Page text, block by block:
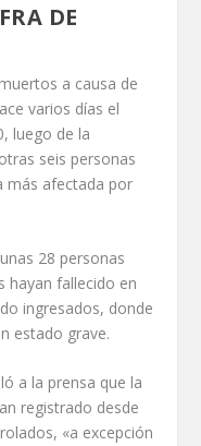
DE
a causa de
varios días el
luego de la
seis personas
más afectada por
28 personas
hayan fallecido en
ingresados, donde
estado grave.
a la prensa que la
registrado desde
«a excepción